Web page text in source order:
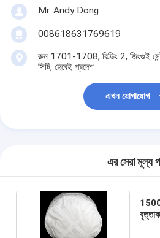
Mr. Andy Dong
008618631769619
রুম 1701-1708, বিল্ডিং 2, জিংগুই
সিটি, হেবেই প্রদেশ
এখন যোগাযোগ
এর সেরা মূল্য
1500